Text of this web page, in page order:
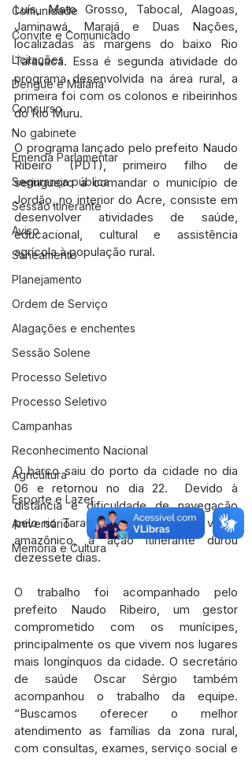
Comunidade
Convite e Comunicado
Licitações
Dengue e Malária
Concurso
No gabinete
Emenda Parlamentar
Segurança pública
Sessão itinerante
Aviso
Saneamento
Planejamento
Ordem de Serviço
Alagações e enchentes
Sessão Solene
Processo Seletivo
Processo Seletivo
Campanhas
Reconhecimento Nacional
Agricultura
Esporte e Lazer
Aniversário
Memória e Cultura
Luís, Mato Grosso, Tabocal, Alagoas,
Jaminawá, Marajá e Duas Nações,
localizadas às margens do baixo Rio
Tarauacá. Essa é segunda atividade do
programa desenvolvida na área rural, a
primeira foi com os colonos e ribeirinhos
do Rio Muru.
O programa lançado pelo prefeito Naudo
Ribeiro (PDT), primeiro filho de
seringueiro a comandar o município de
Jordão, no interior do Acre, consiste em
desenvolver atividades de saúde,
educacional, cultural e assistência
agrícola à população rural.
O barco saiu do porto da cidade no dia
06 e retornou no dia 22.  Devido à
distância e dificuldade de navegação
pelo rio Tarauacá, decorrente do verão
amazônico, a ação itinerante durou
dezessete dias.
O trabalho foi acompanhado pelo
prefeito Naudo Ribeiro, um gestor
comprometido com os munícipes,
principalmente os que vivem nos lugares
mais longínquos da cidade. O secretário
de saúde Oscar Sérgio também
acompanhou o trabalho da equipe.
“Buscamos oferecer o melhor
atendimento as famílias da zona rural,
com consultas, exames, serviço social e